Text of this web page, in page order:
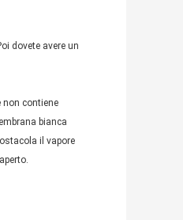
dovete avere un
contiene
bianca
il vapore